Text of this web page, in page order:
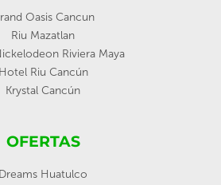
Oasis Cancun
Riu Mazatlan
Riviera Maya
Hotel Riu Cancún
Krystal Cancún
OFERTAS
Dreams Huatulco